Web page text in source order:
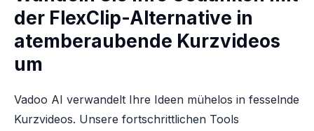
der FlexClip-Alternative in
atemberaubende Kurzvideos
um
Vadoo AI verwandelt Ihre Ideen mühelos in fesselnde
Kurzvideos. Unsere fortschrittlichen Tools